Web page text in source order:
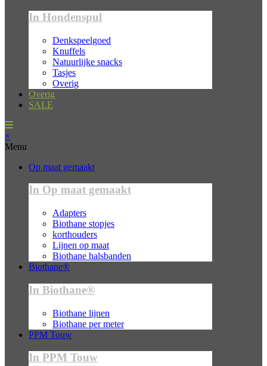
In Hondenspul
Denkspeelgoed
Knuffels
Natuurlijke snacks
Tasjes
Overig
Overig
SALE
×
Menu
Op maat gemaakt
In Op maat gemaakt
Adapters
Biothane stopjes
korthouders
Lijnen op maat
Biothane halsbanden
Biothane®
In Biothane®
Biothane lijnen
Biothane per meter
PPM Touw
In PPM Touw